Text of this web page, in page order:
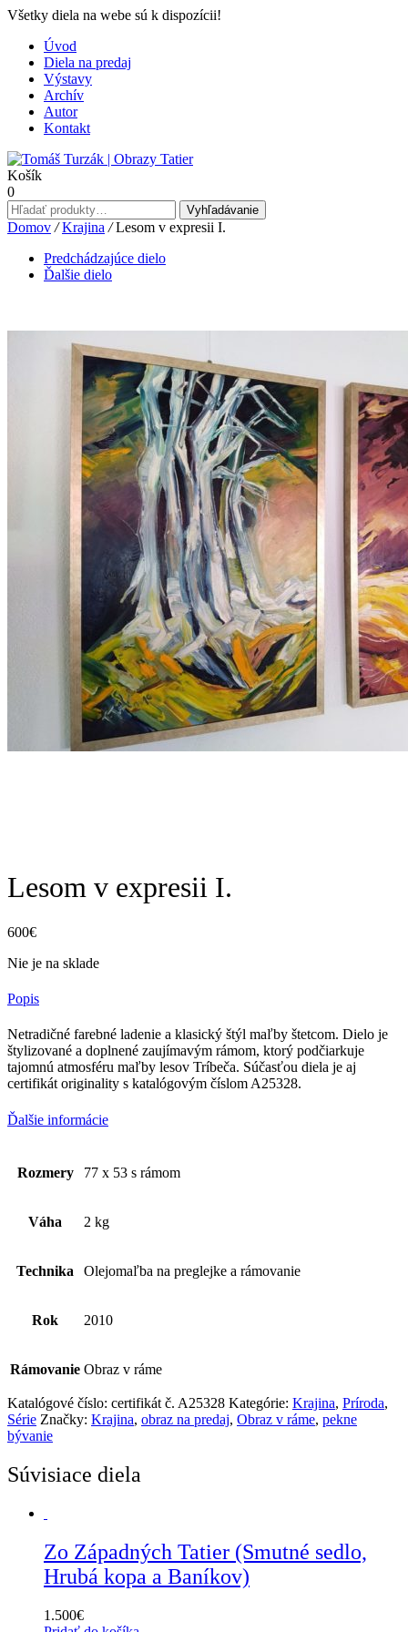
Všetky diela na webe sú k dispozícii!
Úvod
Diela na predaj
Výstavy
Archív
Autor
Kontakt
Košík
0
Hľadať:
Vyhľadávanie
Domov / Krajina /Lesom v expresii I.
Predchádzajúce dielo
Ďalšie dielo
Lesom v expresii I.
600€
Nie je na sklade
Popis
Netradičné farebné ladenie a klasický štýl maľby štetcom. Dielo je
štylizované a doplnené zaujímavým rámom, ktorý podčiarkuje
tajomnú atmosféru maľby lesov Tríbeča. Súčasťou diela je aj
certifikát originality s katalógovým číslom A25328.
Ďalšie informácie
Rozmery 77 x 53 s rámom
Váha 2 kg
Technika Olejomaľba na preglejke a rámovanie
Rok 2010
Rámovanie Obraz v ráme
Katalógové číslo: certifikát č. A25328 Kategórie: Krajina, Príroda,
Série Značky: Krajina, obraz na predaj, Obraz v ráme, pekne
bývanie
Súvisiace diela
Zo Západných Tatier (Smutné sedlo,
Hrubá kopa a Baníkov)
1.500€